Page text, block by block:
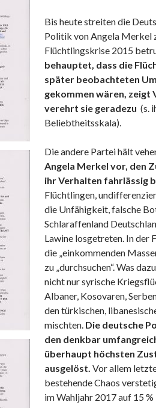
Bis heute streiten die
Politik von Angela Merkel
Flüchtlingskrise 2015
behauptet, dass die
später beobachteten
gekommen wären,
verehrt sie geradezu (s.
Beliebtheitsskala).
Die andere Partei hält
Angela Merkel vor, den
ihr Verhalten fahrlässig
Flüchtlingen,
die Unfähigkeit, falsche
Schlaraffenland
Lawine losgetreten. In der
die „einkommenden
zu „durchsuchen“. Was
nicht nur syrische
Albaner, Kosovaren,
den türkischen,
mischten. Die deutsche
den denkbar
überhaupt höchsten
ausgelöst. Vor allem
bestehende Chaos
im Wahljahr 2017 auf 15